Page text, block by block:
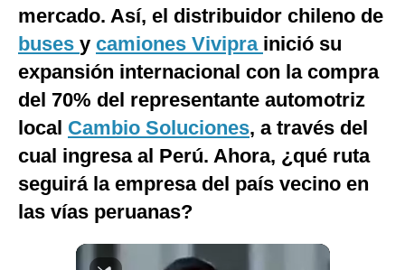
G de Gestión
Notas Contratadas
Gestión TV
Videos
Fotogalerías
mercado. Así, el distribuidor chileno de
buses y camiones Vivipra inició su
expansión internacional con la compra
del 70% del representante automotriz
local Cambio Soluciones, a través del
cual ingresa al Perú. Ahora, ¿qué ruta
seguirá la empresa del país vecino en
las vías peruanas?